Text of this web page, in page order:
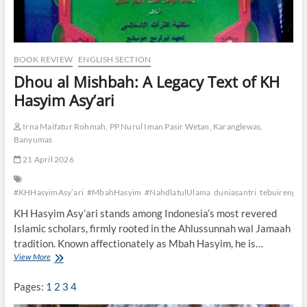
BOOK REVIEW ENGLISH SECTION
Dhou al Mishbah: A Legacy Text of KH
Hasyim Asy’ari
Irna Maifatur Rohmah, PP Nurul Iman Pasir Wetan, Karanglewas,
Banyumas
21 April 2026
#KHHasyimAsy’ari #MbahHasyim #NahdlatulUlama duniasantri tebuireng
KH Hasyim Asy’ari stands among Indonesia’s most revered
Islamic scholars, firmly rooted in the Ahlussunnah wal Jamaah
tradition. Known affectionately as Mbah Hasyim, he is…
View MoreD
u
Pages: 1 2 3 4